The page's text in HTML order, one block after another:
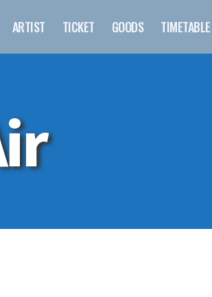
ARTIST TICKET GOODS TIMETABLE